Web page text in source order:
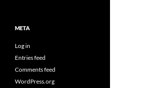
META
Log in
Entries feed
Comments feed
WordPress.org